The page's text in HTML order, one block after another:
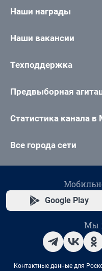
Наши награды
Наши вакансии
Техподдержка
Предвыборная
Статистика канала в
Все города сети
Google Play
Мы
Контактные данные для